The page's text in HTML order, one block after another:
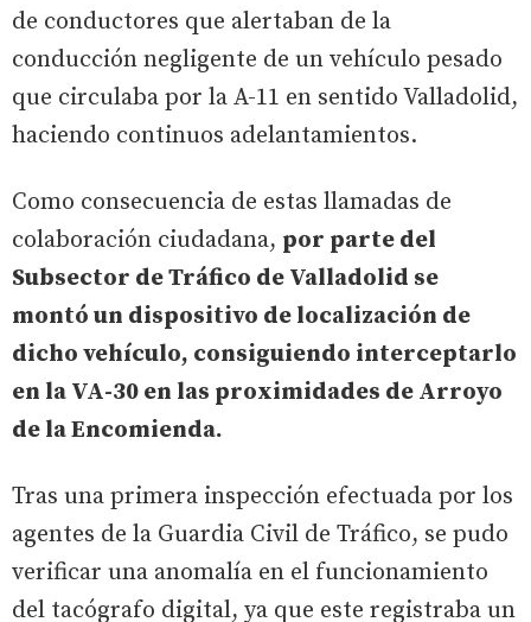
de conductores que alertaban de la
conducción negligente de un vehículo pesado
que circulaba por la A-11 en sentido Valladolid,
haciendo continuos adelantamientos.
Como consecuencia de estas llamadas de
colaboración ciudadana, por parte del
Subsector de Tráfico de Valladolid se
montó un dispositivo de localización de
dicho vehículo, consiguiendo interceptarlo
en la VA-30 en las proximidades de Arroyo
de la Encomienda.
Tras una primera inspección efectuada por los
agentes de la Guardia Civil de Tráfico, se pudo
verificar una anomalía en el funcionamiento
del tacógrafo digital, ya que este registraba un